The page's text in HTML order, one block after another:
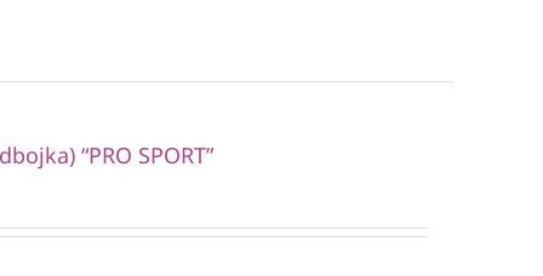
“PRO SPORT”